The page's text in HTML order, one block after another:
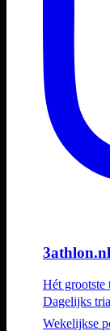
3athlon.nl
Hét grootste
Dagelijks
Wekelijkse